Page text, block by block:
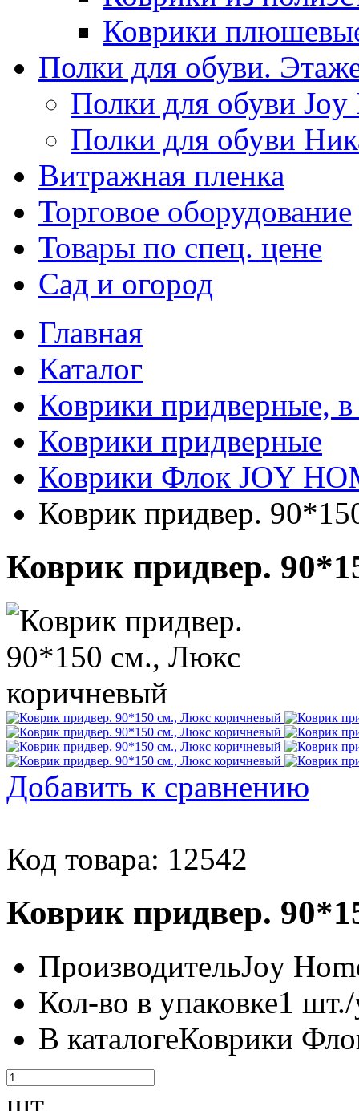
Коврики
Полки для обуви.
Полки для обуви Joy
Полки для обуви
Витражная пленка
Торговое оборудование
Товары по спец. цене
Сад и огород
Главная
Каталог
Коврики придверные,
Коврики придверные
Коврики Флок JOY
Коврик придвер.
Коврик придвер.
Добавить к сравнению
Код товара: 12542
Коврик придвер.
ПроизводительJoy
Кол-во в упаковке1
В каталогеКоврики
шт.